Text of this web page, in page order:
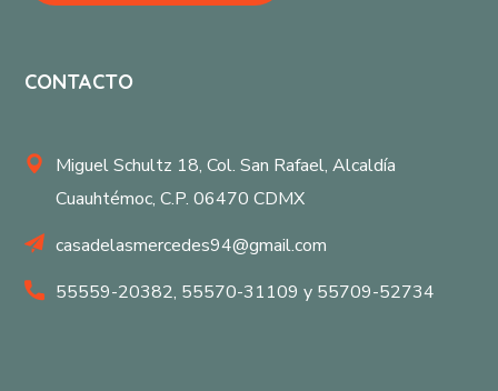
CONTACTO
Miguel Schultz 18, Col. San Rafael, Alcaldía
Cuauhtémoc, C.P. 06470 CDMX
casadelasmercedes94@gmail.com
55559-20382, 55570-31109 y 55709-52734